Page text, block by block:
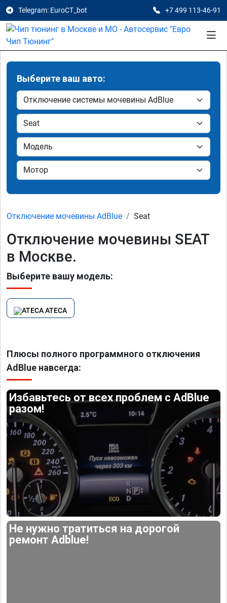
Telegram: EuroCT_bot +7 499 113-46-91
Выберите ваш авто:
Отключение мочевины AdBlue Seat
Отключение мочевины SEAT
в Москве.
Выберите вашу модель:
ATECA
Плюсы полного программного отключения
AdBlue навсегда:
Избавьтесь от всех проблем с AdBlue
разом!
Не нужно тратиться на дорогой
ремонт Adblue!